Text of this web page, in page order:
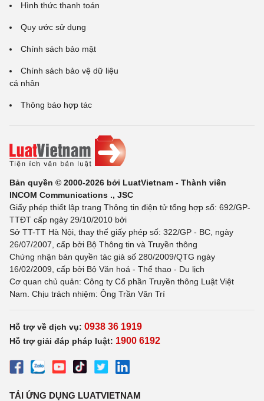
Hình thức thanh toán
Quy ước sử dụng
Chính sách bảo mật
Chính sách bảo vệ dữ liệu
cá nhân
Thông báo hợp tác
Bản quyền © 2000-2026 bởi LuatVietnam - Thành viên
INCOM Communications ., JSC
Giấy phép thiết lập trang Thông tin điện tử tổng hợp số: 692/GP-
TTĐT cấp ngày 29/10/2010 bởi
Sở TT-TT Hà Nội, thay thế giấy phép số: 322/GP - BC, ngày
26/07/2007, cấp bởi Bộ Thông tin và Truyền thông
Chứng nhận bản quyền tác giả số 280/2009/QTG ngày
16/02/2009, cấp bởi Bộ Văn hoá - Thể thao - Du lịch
Cơ quan chủ quản: Công ty Cổ phần Truyền thông Luật Việt
Nam. Chịu trách nhiệm: Ông Trần Văn Trí
Hỗ trợ về dịch vụ: 0938 36 1919
Hỗ trợ giải đáp pháp luật: 1900 6192
TẢI ỨNG DỤNG LUATVIETNAM